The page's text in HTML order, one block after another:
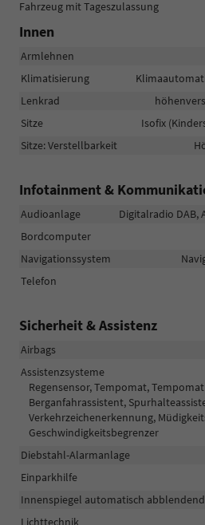
Fahrzeug mit Tageszulassung
Innen
Armlehnen
Klimatisierung
Lenkrad
Sitze
Isofix
Sitze: Verstellbarkeit
Infotainment &
Audioanlage
Digitalradio DAB,
Bordcomputer
Navigationssystem
Telefon
Sicherheit & Assistenz
Airbags
Assistenzsysteme
Regensensor, Tempomat,
Berganfahrassistent,
Verkehrzeichenerkennung,
Geschwindigkeitsbegrenzer
Diebstahl-Alarmanlage
Einparkhilfe
Innenspiegel automatisch abblendend
Lichttechnik